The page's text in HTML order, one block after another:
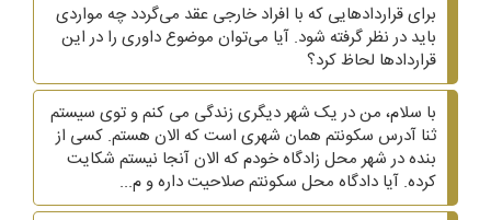
برای قراردادهایی که با افراد خارجی عقد می‌گردد چه مواردی
باید در نظر گرفته شود. آیا می‌توان موضوع داوری را در این
قراردادها لحاظ کرد؟
با سلام، من در یک شهر دیگری زندگی می کنم و توی سیستم
ثنا آدرس سکونتم همان شهری است که الان هستم. کسی از
بنده در شهر محل زادگاه خودم که الان آنجا نیستم شکایت
کرده. آیا دادگاه محل سکونتم صلاحیت داره و م...